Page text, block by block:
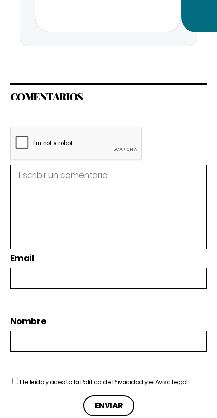
COMENTARIOS
Email
Nombre
He leído y acepto laPolítica de Privacidady elAviso Legal